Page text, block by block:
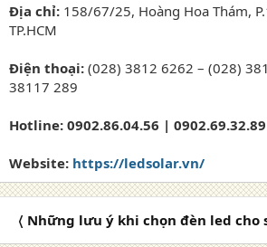
Địa chỉ: 158/67/25, Hoàng Hoa Thám,
TP.HCM
Điện thoại: (028) 3812 6262 – (028)
38117 289
Hotline: 0902.86.04.56 | 0902.69.32.89
Website: https://ledsolar.vn/
〈 Những lưu ý khi chọn đèn led cho